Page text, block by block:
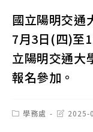
國立陽明交通
7月3日(四)至
立陽明交通大
報名參加。
Post學務處
Post2025-